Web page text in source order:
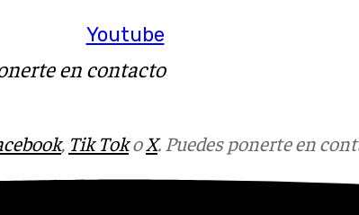
Youtube
en contacto
, Tik TokoX. Puedes ponerte en